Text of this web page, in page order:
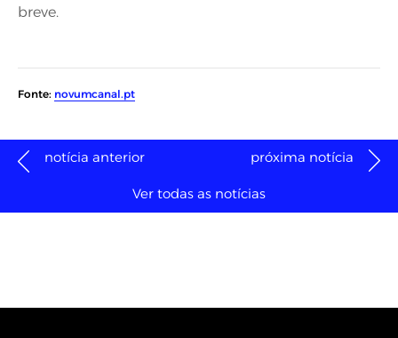
breve.
Fonte: novumcanal.pt
notícia anterior
Ver todas as notícias
próxima notícia